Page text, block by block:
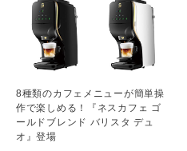
8種類のカフェメニューが簡単操
作で楽しめる！『ネスカフェ ゴ
ールドブレンド バリスタ デュ
オ』登場